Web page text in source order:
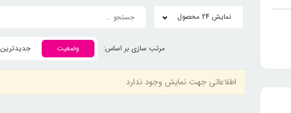
نمایش 24 محصول
وضعیت جدیدترین
اطلاعاتی جهت نمایش وجود ندارد